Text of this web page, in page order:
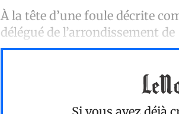
À la tête d’une foule décrite
délégué de l’arrondissement de